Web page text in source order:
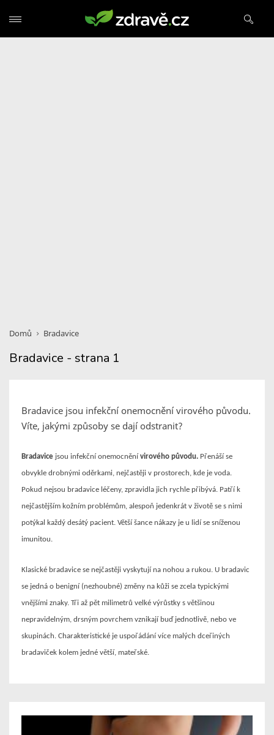
Domů Bradavice
Bradavice - strana 1
Bradavice jsou infekční onemocnění virového původu.
Víte, jakými způsoby se dají odstranit?
Bradavice jsou infekční onemocněnívirového původu. Přenáší se
obvykle drobnými oděrkami, nejčastěji v prostorech, kde je voda.
Pokud nejsou bradavice léčeny, zpravidla jich rychle přibývá. Patří k
nejčastějším kožním problémům, alespoň jedenkrát v životě se s nimi
potýkal každý desátý pacient. Větší šance nákazy je u lidí se sníženou
imunitou.
Klasické bradavice se nejčastěji vyskytují na nohou a rukou. U bradavic
se jedná o benigní (nezhoubné) změny na kůži se zcela typickými
vnějšími znaky. Tři až pět milimetrů velké výrůstky s většinou
nepravidelným, drsným povrchem vznikají buď jednotlivě, nebo ve
skupinách. Charakteristické je uspořádání více malých dceřiných
bradaviček kolem jedné větší, mateřské.